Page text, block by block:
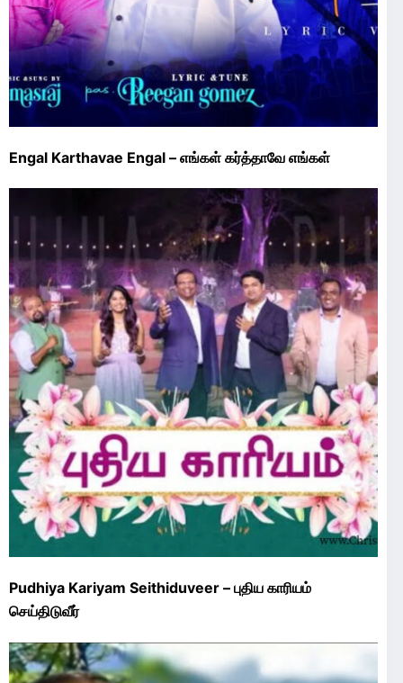
Engal Karthavae Engal – எங்கள் கர்த்தாவே எங்கள்
Pudhiya Kariyam Seithiduveer – புதிய காரியம்
செய்திடுவீர்